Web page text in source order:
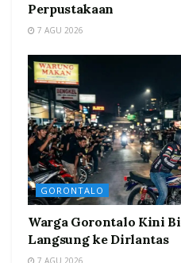
Perpustakaan
7 AGU 2026
GORONTALO
Warga Gorontalo Kini
Langsung ke Dirlantas
7 AGU 2026